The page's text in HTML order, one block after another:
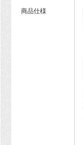
商品仕様